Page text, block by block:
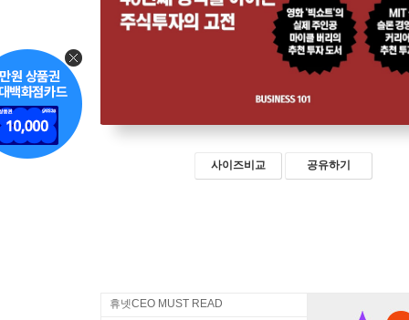
사이즈비교 공유하기
휴넷CEO MUST READ